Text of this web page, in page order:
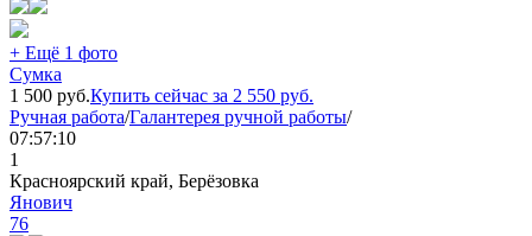
+ Ещё 1 фото
Сумка
1 500 руб.Купить сейчас за 2 550 руб.
Ручная работа/Галантерея ручной работы/
07:57:10
1
Красноярский край, Берёзовка
Янович
76